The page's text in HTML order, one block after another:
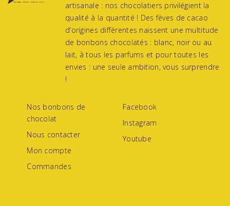
artisanale : nos chocolatiers privilégient la
qualité à la quantité ! Des fèves de cacao
d’origines différentes naissent une multitude
de bonbons chocolatés : blanc, noir ou au
lait, à tous les parfums et pour toutes les
envies : une seule ambition, vous surprendre
!
Nos bonbons de
chocolat
Nous contacter
Mon compte
Commandes
Facebook
Instagram
Youtube